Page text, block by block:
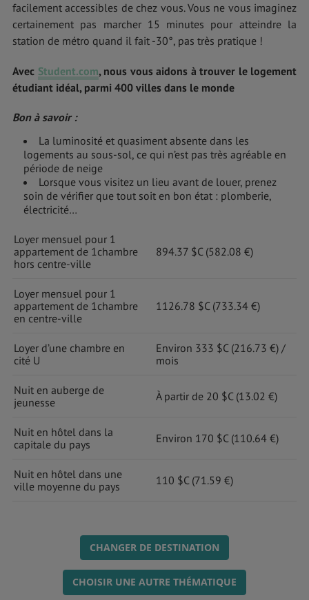
facilement accessibles de chez vous. Vous ne vous imaginez
certainement pas marcher 15 minutes pour atteindre la
station de métro quand il fait -30°, pas très pratique !
Avec Student.com, nous vous aidons à trouver le logement
étudiant idéal, parmi 400 villes dans le monde
Bon à savoir :
La luminosité et quasiment absente dans les
logements au sous-sol, ce qui n’est pas très agréable en
période de neige
Lorsque vous visitez un lieu avant de louer, prenez
soin de vérifier que tout soit en bon état : plomberie,
électricité…
Loyer mensuel pour 1
appartement de 1chambre
hors centre-ville
894.37 $C (582.08 €)
Loyer mensuel pour 1
appartement de 1chambre
en centre-ville
1126.78 $C (733.34 €)
Loyer d’une chambre en
cité U
Environ 333 $C (216.73 €) /
mois
Nuit en auberge de
jeunesse
À partir de 20 $C (13.02 €)
Nuit en hôtel dans la
capitale du pays
Environ 170 $C (110.64 €)
Nuit en hôtel dans une
ville moyenne du pays
110 $C (71.59 €)
CHANGER DE DESTINATION
CHOISIR UNE AUTRE THÉMATIQUE